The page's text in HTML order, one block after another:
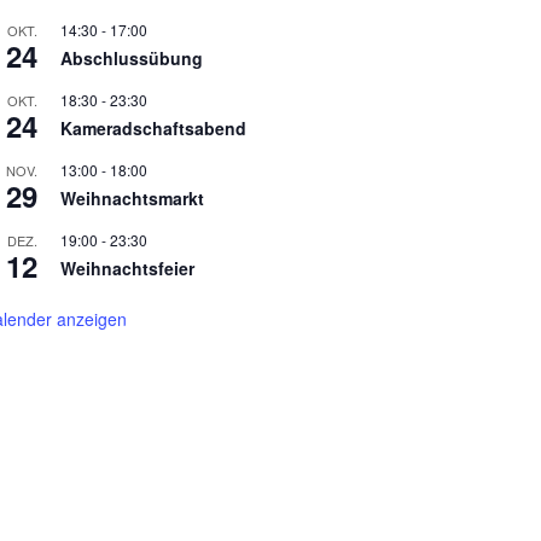
OKT.
24
14:30 - 17:00
Abschlussübung
OKT.
24
18:30 -23:30
Kameradschaftsabend
NOV.
29
13:00 - 18:00
Weihnachtsmarkt
DEZ.
12
19:00 -23:30
Weihnachtsfeier
anzeigen